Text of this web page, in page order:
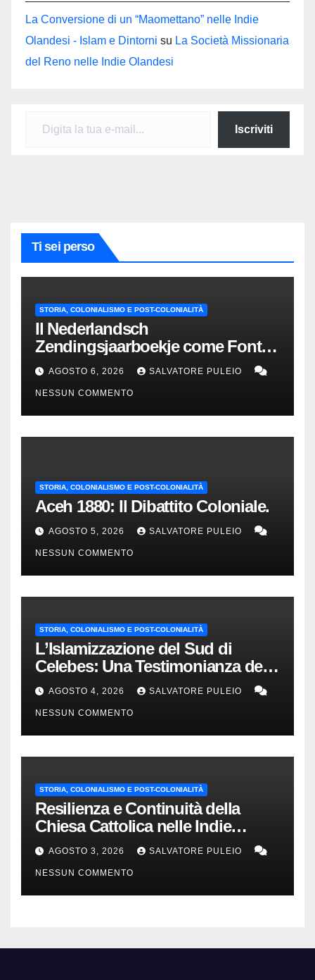
La Conversione di un “Maomettano” nelle Indie
Olandesi - Islam e Dintorni su La Società Missionaria
del Reno nelle Indie Olandesi
Iscriviti
Ti sei perso
STORIA, COLONIALISMO E POST-COLONIALITÀ
Il Nederlandsch
Zendingsjaarboekje come Fonte
Storica delle Indie Orientali
Olandesi
AGOSTO 6, 2026 SALVATORE PULEIO
NESSUN COMMENTO
STORIA, COLONIALISMO E POST-COLONIALITÀ
Aceh 1880: Il Dibattito Coloniale.
AGOSTO 5, 2026 SALVATORE PULEIO
NESSUN COMMENTO
STORIA, COLONIALISMO E POST-COLONIALITÀ
L’Islamizzazione del Sud di
Celebes: Una Testimonianza del
1840.
AGOSTO 4, 2026 SALVATORE PULEIO
NESSUN COMMENTO
STORIA, COLONIALISMO E POST-COLONIALITÀ
Resilienza e Continuità della
Chiesa Cattolica nelle Indie
Orientali Olandesi
AGOSTO 3, 2026 SALVATORE PULEIO
NESSUN COMMENTO